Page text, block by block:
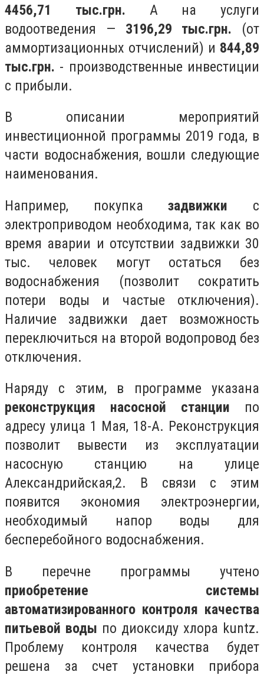
4456,71 тыс.грн. А на услуги
водоотведения — 3196,29 тыс.грн. (от
аммортизационных отчислений) и 844,89
тыс.грн. - производственные инвестиции
с прибыли.
В описании мероприятий
инвестиционной программы 2019 года, в
части водоснабжения, вошли следующие
наименования.
Например, покупказадвижки с
электроприводом необходима, так как во
время аварии и отсутствии задвижки 30
тыс. человек могут остаться без
водоснабжения (позволит сократить
потери воды и частые отключения).
Наличие задвижки дает возможность
переключиться на второй водопровод без
отключения.
Наряду с этим, в программе указана
реконструкция насосной станции по
адресу улица 1 Мая, 18-А. Реконструкция
позволит вывести из эксплуатации
насосную станцию на улице
Александрийская,2. В связи с этим
появится экономия электроэнергии,
необходимый напор воды для
бесперебойного водоснабжения.
В перечне программы учтено
приобретение системы
автоматизированного контроля качества
питьевой воды по диоксиду хлора kuntz.
Проблему контроля качества будет
решена за счет установки прибора